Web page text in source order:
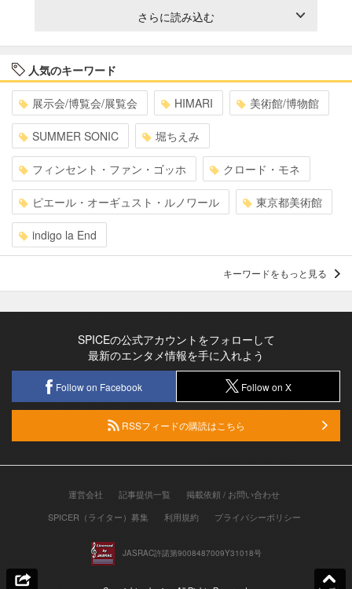
さらに読み込む
人気のキーワード
展示会/博覧会/展覧会 HIMARI 美術館/博物館
SUMMER SONIC 堀ちえみ
フィンセント・ファン・ゴッホ クロード・モネ
ピエール・オーギュスト・ルノワール 東京都美術館
indigo la End
キーワードをもっと見る
SPICEの公式アカウントをフォローして
最新のエンタメ情報を手に入れよう
Follow on Facebook Follow on X
RSSフィードの購読はこちら
運営会社 記事提供一覧
掲載依頼 / お問い合わせ
SPICER（ライター）募集
利用規約 プライバシーポリシー
JASRAC許諾第9008487009Y31018号